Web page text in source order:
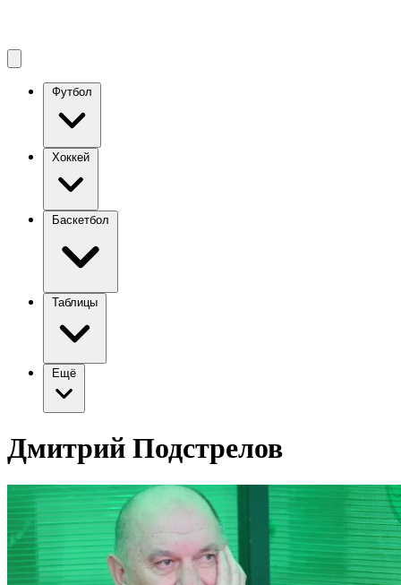
Футбол
Хоккей
Баскетбол
Таблицы
Ещё
Дмитрий Подстрелов